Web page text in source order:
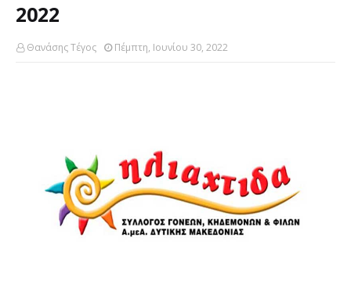
2022
Θανάσης Τέγος Πέμπτη, Ιουνίου 30, 2022